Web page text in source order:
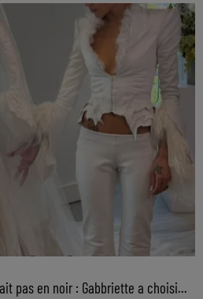
pas en noir : Gabbriette a choisi...